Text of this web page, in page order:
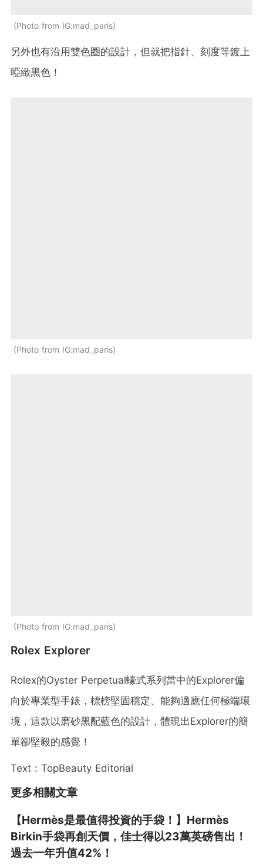
Photo from IG:mad_paris
另外也有沿用雙色圈的設計，但就把指針、刻度等鍍上
啞緻黑色！
Photo from IG:mad_paris
Photo from IG:mad_paris
Rolex Explorer
Rolex的Oyster Perpetual蠔式系列當中的Explorer偏
向於專業型手錶，標榜堅固穩定、能夠適應任何極端環
境，這款以磨砂黑配藍色的設計，體現出Explorer的簡
單卻堅毅的感覺！
Text：TopBeauty Editorial
更多相關文章
【Hermès是最值得投資的手袋！】Hermès
Birkin手袋再創天價，佳士得以23萬英磅售出！
過去一年升值42%！